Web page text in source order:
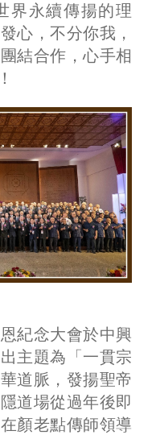
界永續傳揚的理
心，不分你我，
結合作，心手相
紀念大會於中興
主題為「一貫宗
道脈，發揚聖帝
道場從過年後即
顏老點傳師領導